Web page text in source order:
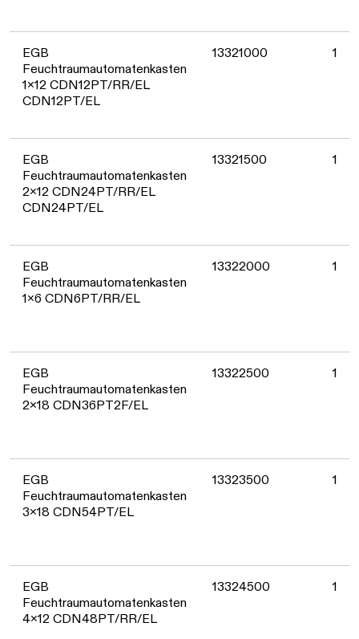
EGB
Feuchtraumautomatenkasten
1x12 CDN12PT/RR/EL
CDN12PT/EL
13321000 1
EGB
Feuchtraumautomatenkasten
2x12 CDN24PT/RR/EL
CDN24PT/EL
13321500 1
EGB
Feuchtraumautomatenkasten
1x6 CDN6PT/RR/EL
13322000 1
EGB
Feuchtraumautomatenkasten
2x18 CDN36PT2F/EL
13322500 1
EGB
Feuchtraumautomatenkasten
3x18 CDN54PT/EL
13323500 1
EGB
Feuchtraumautomatenkasten
4x12 CDN48PT/RR/EL
13324500 1